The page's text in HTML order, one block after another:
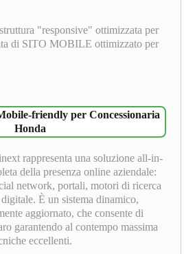
"responsive" ottimizzata per
di SITO MOBILE ottimizzato per
friendly per Concessionaria
Honda
rappresenta una soluzione all-in-
della presenza online aziendale:
network, portali, motori di ricerca
È un sistema dinamico,
aggiornato, che consente di
garantendo al contempo massima
eccellenti.